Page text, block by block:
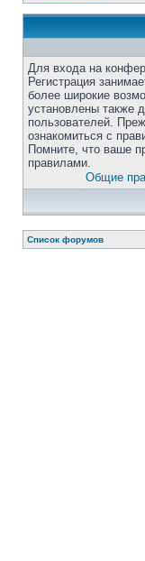
Для входа на
Регистрация
более широкие
установлены также
пользователей.
ознакомиться с
Помните, что ваше
правилами.
Общие
Список форумов